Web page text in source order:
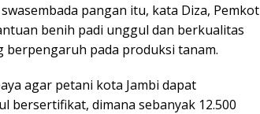
pangan itu, kata Diza, Pemkot
benih padi unggul dan berkualitas
berpengaruh pada produksi tanam.
agar petani kota Jambi dapat
bersertifikat, dimana sebanyak 12.500